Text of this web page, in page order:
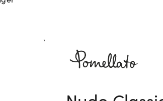
Certified Pre-Owned entdecken
bei Vogl: Uhren von Grand Seiko